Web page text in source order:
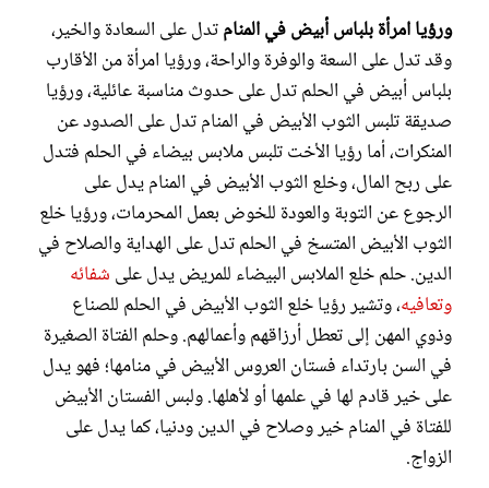
ورؤيا امرأة بلباس أبيض في المنامتدل على السعادة والخير،
وقد تدل على السعة والوفرة والراحة، ورؤيا امرأة من الأقارب
بلباس أبيض في الحلم تدل على حدوث مناسبة عائلية، ورؤيا
صديقة تلبس الثوب الأبيض في المنام تدل على الصدود عن
المنكرات، أما رؤيا الأخت تلبس ملابس بيضاء في الحلم فتدل
على ربح المال، وخلع الثوب الأبيض في المنام يدل على
الرجوع عن التوبة والعودة للخوض بعمل المحرمات، ورؤيا خلع
الثوب الأبيض المتسخ في الحلم تدل على الهداية والصلاح في
الدين. حلم خلع الملابس البيضاء للمريض يدل على شفائه
وتعافيه، وتشير رؤيا خلع الثوب الأبيض في الحلم للصناع
وذوي المهن إلى تعطل أرزاقهم وأعمالهم. وحلم الفتاة الصغيرة
في السن بارتداء فستان العروس الأبيض في منامها؛ فهو يدل
على خير قادم لها في علمها أو لأهلها. ولبس الفستان الأبيض
للفتاة في المنام خير وصلاح في الدين ودنيا، كما يدل على
الزواج.